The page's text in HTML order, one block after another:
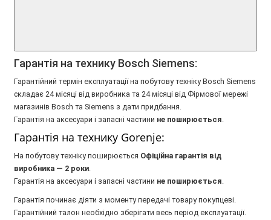
Гарантія на технику Bosch Siemens:
Гарантійний термін експлуатації на побутову техніку Bosch Siemens
складає 24 місяці від виробника та 24 місяці від Фірмової мережі
магазинів Bosch та Siemens з дати придбання.
Гарантія на аксесуари і запасні частини не поширюється.
Гарантія на технику Gorenje:
На побутову техніку поширюється Oфіційна гарантія від
виробника — 2 роки.
Гарантія на аксесуари і запасні частини не поширюється.
Гарантія починає діяти з моменту передачі товару покупцеві.
Гарантійний талон необхідно зберігати весь період експлуатації.